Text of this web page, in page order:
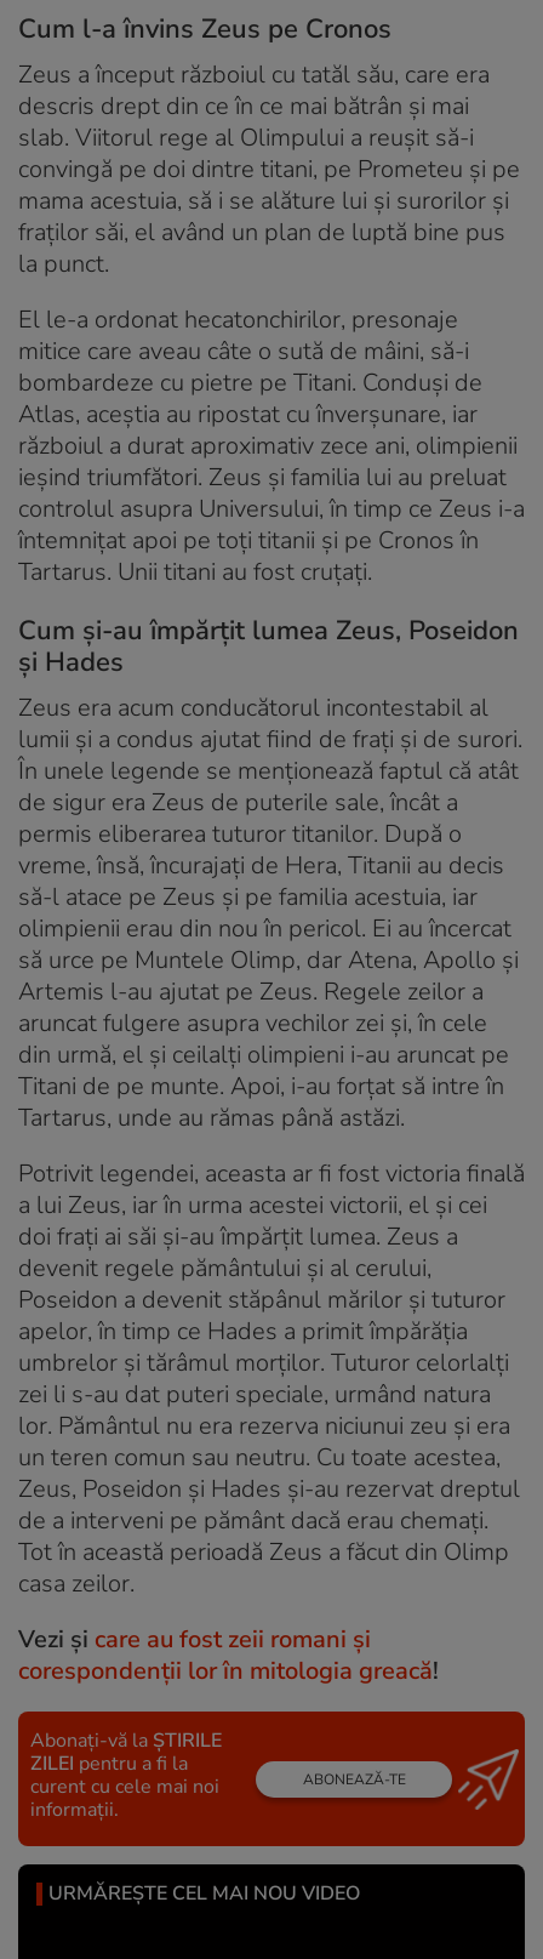
Cum l-a învins Zeus pe Cronos
Zeus a început războiul cu tatăl său, care era
descris drept din ce în ce mai bătrân și mai
slab. Viitorul rege al Olimpului a reușit să-i
convingă pe doi dintre titani, pe Prometeu și pe
mama acestuia, să i se alăture lui și surorilor și
fraților săi, el având un plan de luptă bine pus
la punct.
El le-a ordonat hecatonchirilor, presonaje
mitice care aveau câte o sută de mâini, să-i
bombardeze cu pietre pe Titani. Conduși de
Atlas, aceștia au ripostat cu înverșunare, iar
războiul a durat aproximativ zece ani, olimpienii
ieșind triumfători. Zeus și familia lui au preluat
controlul asupra Universului, în timp ce Zeus i-a
întemnițat apoi pe toți titanii și pe Cronos în
Tartarus. Unii titani au fost cruțați.
Cum și-au împărțit lumea Zeus, Poseidon
și Hades
Zeus era acum conducătorul incontestabil al
lumii și a condus ajutat fiind de frați și de surori.
În unele legende se menționează faptul că atât
de sigur era Zeus de puterile sale, încât a
permis eliberarea tuturor titanilor. După o
vreme, însă, încurajați de Hera, Titanii au decis
să-l atace pe Zeus și pe familia acestuia, iar
olimpienii erau din nou în pericol. Ei au încercat
să urce pe Muntele Olimp, dar Atena, Apollo și
Artemis l-au ajutat pe Zeus. Regele zeilor a
aruncat fulgere asupra vechilor zei și, în cele
din urmă, el și ceilalți olimpieni i-au aruncat pe
Titani de pe munte. Apoi, i-au forțat să intre în
Tartarus, unde au rămas până astăzi.
Potrivit legendei, aceasta ar fi fost victoria finală
a lui Zeus, iar în urma acestei victorii, el și cei
doi frați ai săi și-au împărțit lumea. Zeus a
devenit regele pământului și al cerului,
Poseidon a devenit stăpânul mărilor și tuturor
apelor, în timp ce Hades a primit împărăția
umbrelor și tărâmul morților. Tuturor celorlalți
zei li s-au dat puteri speciale, urmând natura
lor. Pământul nu era rezerva niciunui zeu și era
un teren comun sau neutru. Cu toate acestea,
Zeus, Poseidon și Hades și-au rezervat dreptul
de a interveni pe pământ dacă erau chemați.
Tot în această perioadă Zeus a făcut din Olimp
casa zeilor.
Vezi şi care au fost zeii romani și
corespondenții lor în mitologia greacă!
Abonați-vă la ȘTIRILE
ZILEI pentru a fi la
curent cu cele mai noi
informații.
ABONEAZĂ-TE
URMĂREȘTE CEL MAI NOU VIDEO